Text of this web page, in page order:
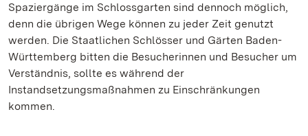
Spaziergänge im Schlossgarten sind dennoch möglich,
denn die übrigen Wege können zu jeder Zeit genutzt
werden. Die Staatlichen Schlösser und Gärten Baden-
Württemberg bitten die Besucherinnen und Besucher um
Verständnis, sollte es während der
Instandsetzungsmaßnahmen zu Einschränkungen
kommen.